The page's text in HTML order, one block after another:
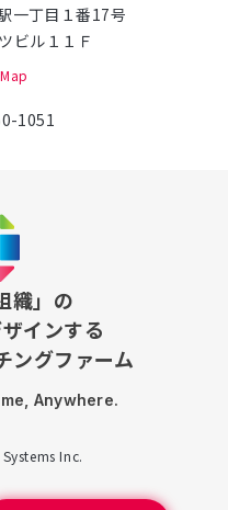
一丁目１番17号
ビル１１Ｆ
1051
織」の
インする
ングファーム
Anywhere.
Inc.